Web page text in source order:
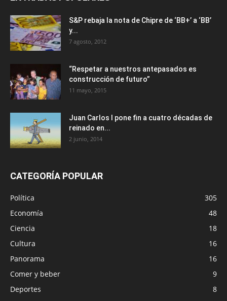
S&P rebaja la nota de Chipre de ‘BB+’ a ‘ВВ’
y...
7 agosto, 2012
“Respetar a nuestros antepasados es
construcción de futuro”
11 mayo, 2015
Juan Carlos I pone fin a cuatro décadas de
reinado en...
2 junio, 2014
CATEGORÍA POPULAR
Política
305
Economía
48
Ciencia
18
Cultura
16
Panorama
16
Comer y beber
9
Deportes
8